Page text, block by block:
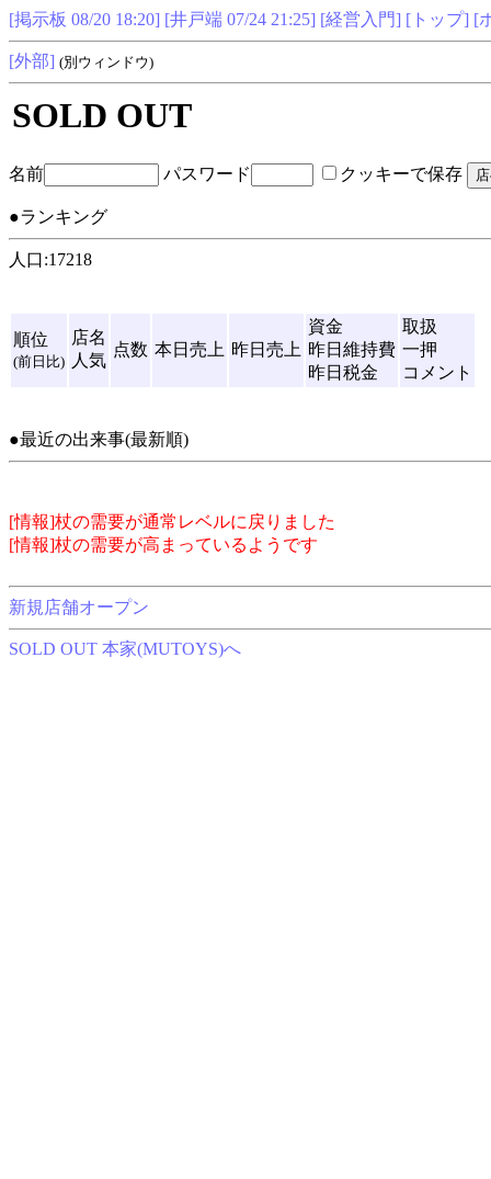
[掲示板 08/20 18:20] [井戸端 07/24 21:25] [経営入門] [トップ] [
[外部] (別ウィンドウ)
SOLD OUT
名前 パスワード クッキーで保存
●ランキング
人口:17218
順位
(前日比)
店名
人気
点数 本日売上 昨日売上
資金
昨日維持費
昨日税金
取扱
一押
コメント
●最近の出来事(最新順)
[情報]杖の需要が通常レベルに戻りました
[情報]杖の需要が高まっているようです
新規店舗オープン
SOLD OUT 本家(MUTOYS)へ